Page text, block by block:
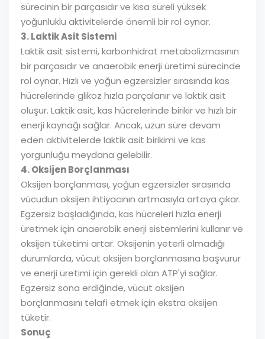
sürecinin bir parçasıdır ve kısa süreli yüksek
yoğunluklu aktivitelerde önemli bir rol oynar.
3. Laktik Asit Sistemi
Laktik asit sistemi, karbonhidrat metabolizmasının
bir parçasıdır ve anaerobik enerji üretimi sürecinde
rol oynar. Hızlı ve yoğun egzersizler sırasında kas
hücrelerinde glikoz hızla parçalanır ve laktik asit
oluşur. Laktik asit, kas hücrelerinde birikir ve hızlı bir
enerji kaynağı sağlar. Ancak, uzun süre devam
eden aktivitelerde laktik asit birikimi ve kas
yorgunluğu meydana gelebilir.
4. Oksijen Borçlanması
Oksijen borçlanması, yoğun egzersizler sırasında
vücudun oksijen ihtiyacının artmasıyla ortaya çıkar.
Egzersiz başladığında, kas hücreleri hızla enerji
üretmek için anaerobik enerji sistemlerini kullanır ve
oksijen tüketimi artar. Oksijenin yeterli olmadığı
durumlarda, vücut oksijen borçlanmasına başvurur
ve enerji üretimi için gerekli olan ATP'yi sağlar.
Egzersiz sona erdiğinde, vücut oksijen
borçlanmasını telafi etmek için ekstra oksijen
tüketir.
Sonuç